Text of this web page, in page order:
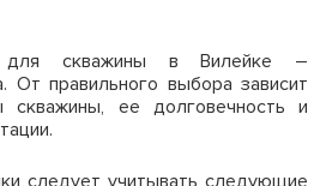
для скважины в Вилейке –
От правильного выбора зависит
скважины, ее долговечность и